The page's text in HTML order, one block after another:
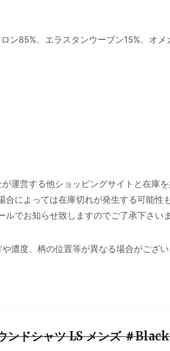
ン85%、エラスタンウーブン15%、オメ
運営する他ショッピングサイトと在庫を
によっては在庫切れが発生する可能性
でお知らせ致しますのでご了承下さいま
濃度、柄の位置等が異なる場合がござ
ンドシャツ LS メンズ ＃